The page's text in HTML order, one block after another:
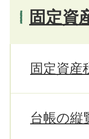
固定資
固定資産
台帳の縦